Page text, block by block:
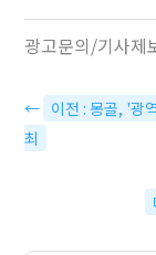
광고문의/기사제
← 이전 : 몽골, '광
최